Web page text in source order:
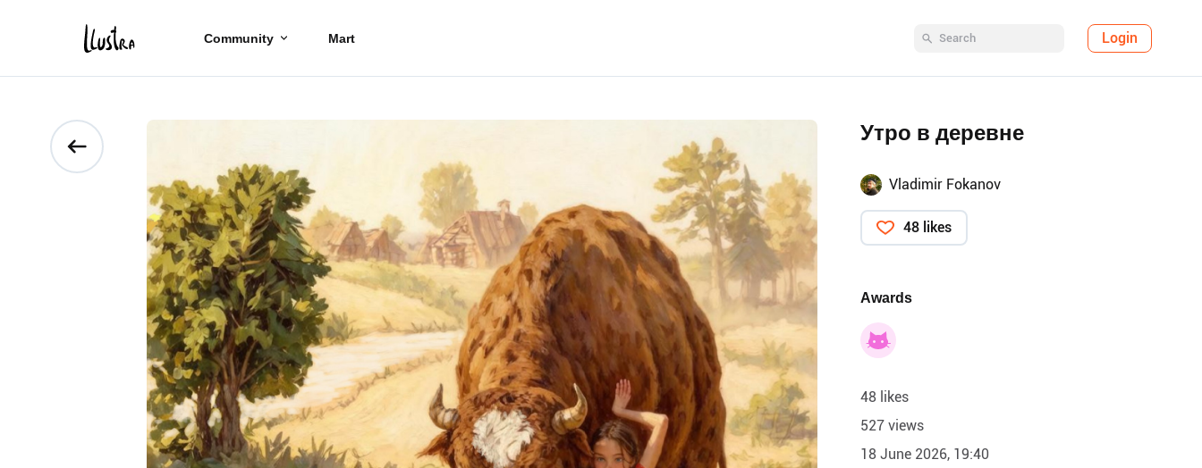
Community Mart Login
Утро в деревне
Vladimir Fokanov
48 likes
Awards
48 likes
527 views
18 June 2026, 19:40